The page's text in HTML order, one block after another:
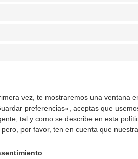
vez, te mostraremos una ventana
preferencias», aceptas que
tal y como se describe en esta
por favor, ten en cuenta que